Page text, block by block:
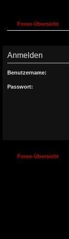
Foren-Übersicht
Anmelden
Benutzername:
Passwort:
Foren-Übersicht